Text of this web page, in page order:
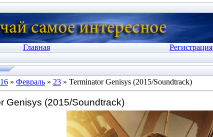
Главная Регистрация
» Февраль » 23 » Terminator Genisys (2015/Soundtrack)
Genisys (2015/Soundtrack)